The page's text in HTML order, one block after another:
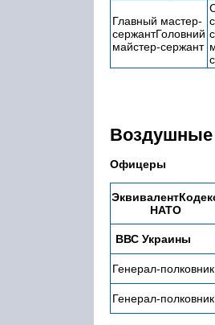
Главный мастер-
сержантГоловний
майстер-сержант
Офицеры
НАТО
ВВС Украины
Генерал-полковник
Генерал-полковник